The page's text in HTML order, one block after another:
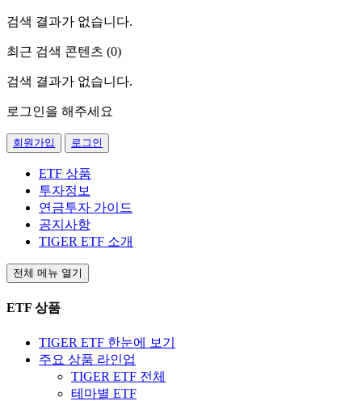
검색 결과가 없습니다.
최근 검색 콘텐츠 (0)
검색 결과가 없습니다.
로그인을 해주세요
회원가입 로그인
ETF 상품
투자정보
연금투자 가이드
공지사항
TIGER ETF 소개
전체 메뉴 열기
ETF 상품
TIGER ETF 한눈에 보기
주요 상품 라인업
TIGER ETF 전체
테마별 ETF